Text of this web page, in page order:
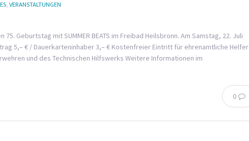
, VERANSTALTUNGEN
Geburtstag mit SUMMER BEATS im Freibad Heilsbronn. Am Samstag, 22. Juli
5,– € / Dauerkarteninhaber 3,– € Kostenfreier Eintritt für ehrenamtliche Helfer
und des Technischen Hilfswerks Weitere Informationen im
0